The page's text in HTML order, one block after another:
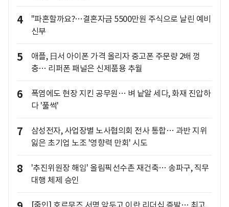
4
"파혼할까요?…결혼자금 5500만원 주식으로 날린 예비
신부
5
애플, 日서 아이폰 가격 올리자 중고폰 주문량 2배 껑
충… 리퍼폰 패널은 신제품용 추월
6
폭염에도 현장 지킨 공무원… 벼 낱알 세다, 화재 진압하
다 '풀썩'
7
삼성전자, 사업장별 노사협의회 전사 통합… 과반 지위
잃은 초기업 노조 '영향력 만회' 시도
8
'추진위원장 해임' 올림픽선수촌 재건축… 송파구, 직무
대행 체제 승인